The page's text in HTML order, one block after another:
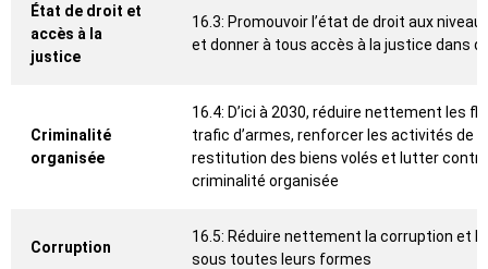
État de droit et
accès à la
justice
16.3: Promouvoir l’état de droit aux
et donner à tous accès à la justice dans
Criminalité
organisée
16.4: D’ici à 2030, réduire nettement les
trafic d’armes, renforcer les activités de
restitution des biens volés et lutter
criminalité organisée
Corruption
16.5: Réduire nettement la corruption et
sous toutes leurs formes